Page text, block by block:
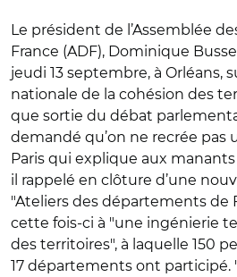
Le président de l’Assemblée
France (ADF), Dominique
jeudi 13 septembre, à Orléans,
nationale de la cohésion des
que sortie du débat
demandé qu’on ne recrée pas
Paris qui explique aux
il rappelé en clôture d’une
"Ateliers des départements de
cette fois-ci à "une ingénierie
des territoires", à laquelle 150
17 départements ont participé.